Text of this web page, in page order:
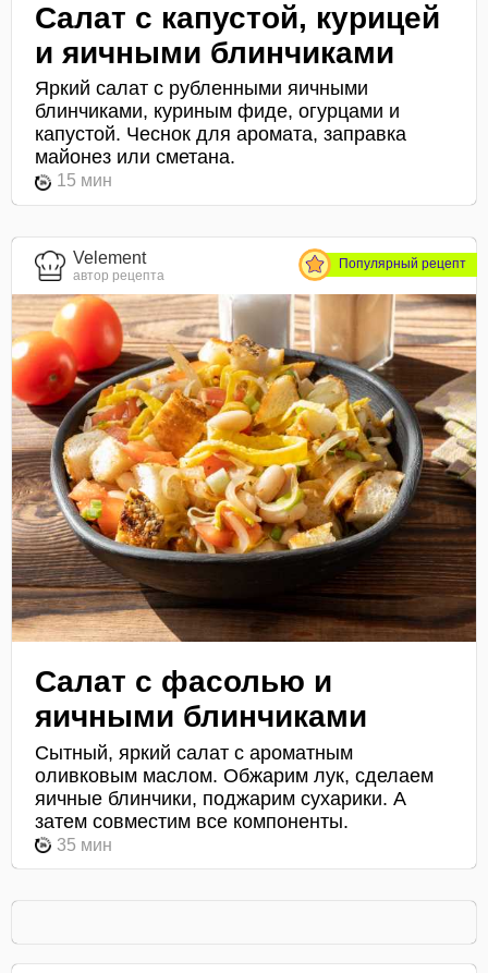
Салат с капустой, курицей
и яичными блинчиками
Яркий салат с рубленными яичными
блинчиками, куриным фиде, огурцами и
капустой. Чеснок для аромата, заправка
майонез или сметана.
15 мин
Velement
автор рецепта
Популярный рецепт
Салат с фасолью и
яичными блинчиками
Сытный, яркий салат с ароматным
оливковым маслом. Обжарим лук, сделаем
яичные блинчики, поджарим сухарики. А
затем совместим все компоненты.
35 мин